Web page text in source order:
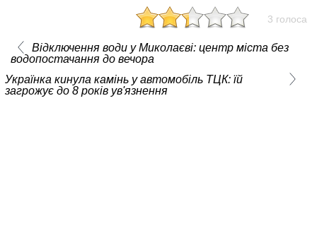
3 голоса
Відключення води у Миколаєві: центр міста без
водопостачання до вечора
Українка кинула камінь у автомобіль ТЦК: їй
загрожує до 8 років ув'язнення